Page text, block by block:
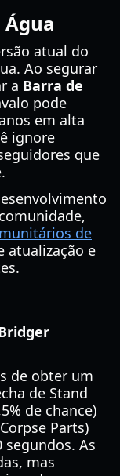
Água
atual do
Ao segurar
a Barra de
pode
em alta
ignore
que
de
atualização e
de obter um
de Stand
de chance)
Parts)
segundos. As
mas